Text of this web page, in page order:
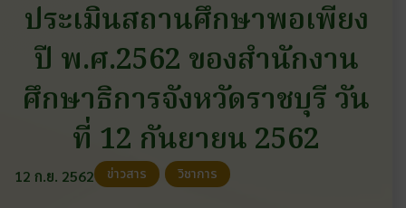
ประเมินสถานศึกษาพอเพียง
ปี พ.ศ.2562 ของสำนักงาน
ศึกษาธิการจังหวัดราชบุรี วัน
ที่ 12 กันยายน 2562
12 ก.ย. 2562 ข่าวสาร วิชาการ